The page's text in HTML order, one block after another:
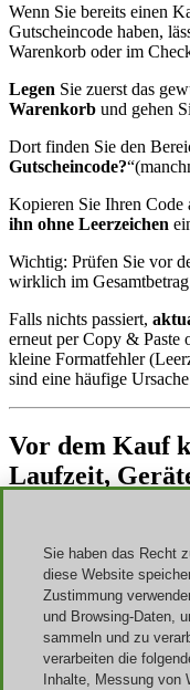
Wenn Sie bereits einen
Gutscheincode haben,
Warenkorb oder im
Legen Sie zuerst das
Warenkorb und gehen
Dort finden Sie den
Gutscheincode?
Kopieren Sie Ihren Code
ihn ohne Leerzeichen
Wichtig: Prüfen Sie vor
wirklich im
Falls nichts passiert,
erneut per Copy & Paste
kleine Formatfehler
sind eine häufige
Vor dem Kauf
Laufzeit,
haben.
VieleKaspersky-
1 Jahr vs. mehrere
B. Standard/Plus/
möchten, kann ein
Lizenzen.
Sie haben das Recht
diese Website
Zustimmung
und Browsing-Daten,
sammeln und zu
verarbeiten die
Inhalte, Messung von